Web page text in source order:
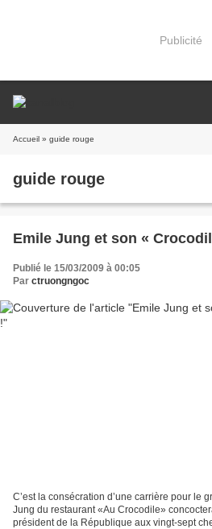
Publicité
Accueil » guide rouge
guide rouge
Emile Jung et son «
Publié le 15/03/2009 à 00:05
Par ctruongngoc
C’est la consécration d’une carrière pour le
Jung du restaurant «Au Crocodile»
président de la République aux vingt-sept